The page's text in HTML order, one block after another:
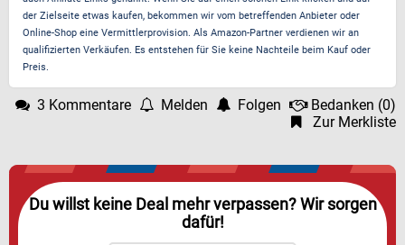
der Zielseite etwas kaufen, bekommen wir vom betreffenden Anbieter oder
Online-Shop eine Vermittlerprovision. Als Amazon-Partner verdienen wir an
qualifizierten Verkäufen. Es entstehen für Sie keine Nachteile beim Kauf oder
Preis.
3 Kommentare Melden Folgen Bedanken (0)
Zur Merkliste
Du willst keine Deal mehr verpassen? Wir sorgen
dafür!